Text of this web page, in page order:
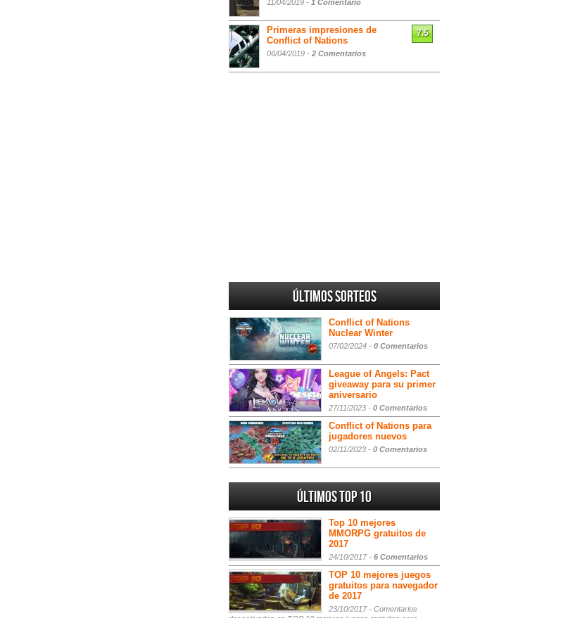
11/04/2019 - 1 Comentario
Primeras impresiones de
Conflict of Nations
06/04/2019 - 2 Comentarios
7.5
Últimos sorteos
Conflict of Nations
Nuclear Winter
07/02/2024 - 0 Comentarios
League of Angels: Pact
giveaway para su primer
aniversario
27/11/2023 - 0 Comentarios
Conflict of Nations para
jugadores nuevos
02/11/2023 - 0 Comentarios
Últimos Top 10
Top 10 mejores
MMORPG gratuitos de
2017
24/10/2017 - 6 Comentarios
TOP 10 mejores juegos
gratuitos para navegador
de 2017
23/10/2017 - Comentarios